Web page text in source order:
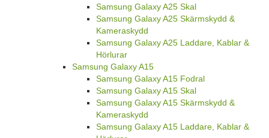
Samsung Galaxy A25 Skal
Samsung Galaxy A25 Skärmskydd &
Kameraskydd
Samsung Galaxy A25 Laddare, Kablar &
Hörlurar
Samsung Galaxy A15
Samsung Galaxy A15 Fodral
Samsung Galaxy A15 Skal
Samsung Galaxy A15 Skärmskydd &
Kameraskydd
Samsung Galaxy A15 Laddare, Kablar &